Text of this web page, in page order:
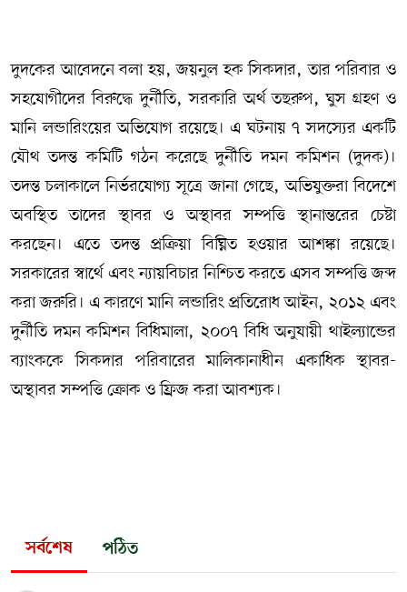
দুদকের আবেদনে বলা হয়, জয়নুল হক সিকদার, তার পরিবার ও
সহযোগীদের বিরুদ্ধে দুর্নীতি, সরকারি অর্থ তছরুপ, ঘুস গ্রহণ ও
মানি লন্ডারিংয়ের অভিযোগ রয়েছে। এ ঘটনায় ৭ সদস্যের একটি
যৌথ তদন্ত কমিটি গঠন করেছে দুর্নীতি দমন কমিশন (দুদক)।
তদন্ত চলাকালে নির্ভরযোগ্য সূত্রে জানা গেছে, অভিযুক্তরা বিদেশে
অবস্থিত তাদের স্থাবর ও অস্থাবর সম্পত্তি স্থানান্তরের চেষ্টা
করছেন। এতে তদন্ত প্রক্রিয়া বিঘ্নিত হওয়ার আশঙ্কা রয়েছে।
সরকারের স্বার্থে এবং ন্যায়বিচার নিশ্চিত করতে এসব সম্পত্তি জব্দ
করা জরুরি। এ কারণে মানি লন্ডারিং প্রতিরোধ আইন, ২০১২ এবং
দুর্নীতি দমন কমিশন বিধিমালা, ২০০৭ বিধি অনুযায়ী থাইল্যান্ডের
ব্যাংককে সিকদার পরিবারের মালিকানাধীন একাধিক স্থাবর-
অস্থাবর সম্পত্তি ক্রোক ও ফ্রিজ করা আবশ্যক।
সর্বশেষ পঠিত